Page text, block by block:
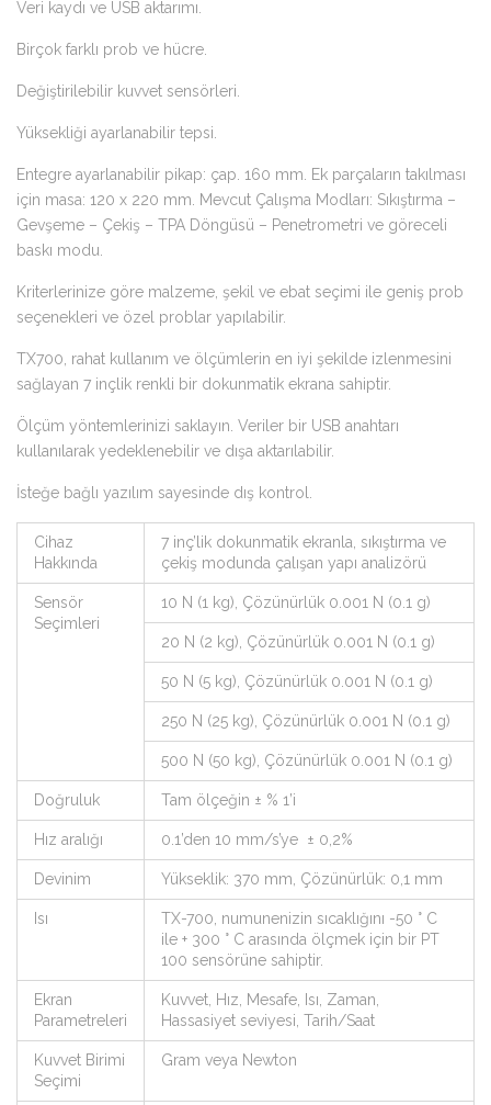
Veri kaydı ve USB aktarımı.
Birçok farklı prob ve hücre.
Değiştirilebilir kuvvet sensörleri.
Yüksekliği ayarlanabilir tepsi.
Entegre ayarlanabilir pikap: çap. 160 mm. Ek parçaların takılması
için masa: 120 x 220 mm. Mevcut Çalışma Modları: Sıkıştırma –
Gevşeme – Çekiş – TPA Döngüsü – Penetrometri ve göreceli
baskı modu.
Kriterlerinize göre malzeme, şekil ve ebat seçimi ile geniş prob
seçenekleri ve özel problar yapılabilir.
TX700, rahat kullanım ve ölçümlerin en iyi şekilde izlenmesini
sağlayan 7 inçlik renkli bir dokunmatik ekrana sahiptir.
Ölçüm yöntemlerinizi saklayın. Veriler bir USB anahtarı
kullanılarak yedeklenebilir ve dışa aktarılabilir.
İsteğe bağlı yazılım sayesinde dış kontrol.
Cihaz
Hakkında
7 inç’lik dokunmatik ekranla, sıkıştırma ve
çekiş modunda çalışan yapı analizörü
Sensör
Seçimleri
10 N (1 kg), Çözünürlük 0.001 N (0.1 g)
20 N (2 kg), Çözünürlük 0.001 N (0.1 g)
50 N (5 kg), Çözünürlük 0.001 N (0.1 g)
250 N (25 kg), Çözünürlük 0.001 N (0.1 g)
500 N (50 kg), Çözünürlük 0.001 N (0.1 g)
Doğruluk Tam ölçeğin ± % 1’i
Hız aralığı 0.1’den 10 mm/s’ye ± 0,2%
Devinim Yükseklik: 370 mm, Çözünürlük: 0,1 mm
Isı
TX-700, numunenizin sıcaklığını -50 ° C
ile + 300 ° C arasında ölçmek için bir PT
100 sensörüne sahiptir.
Ekran
Parametreleri
Kuvvet, Hız, Mesafe, Isı, Zaman,
Hassasiyet seviyesi, Tarih/Saat
Kuvvet Birimi
Seçimi
Gram veya Newton